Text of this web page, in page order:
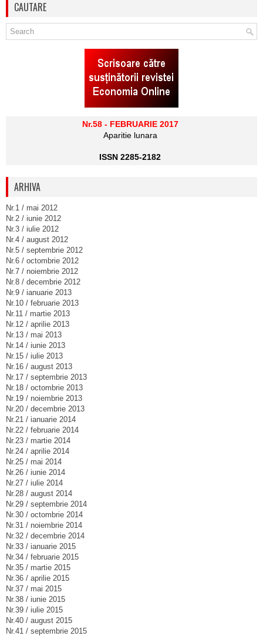
CAUTARE
Nr.58 - FEBRUARIE 2017
Aparitie lunara
ISSN 2285-2182
ARHIVA
Nr.1 / mai 2012
Nr.2 / iunie 2012
Nr.3 / iulie 2012
Nr.4 / august 2012
Nr.5 / septembrie 2012
Nr.6 / octombrie 2012
Nr.7 / noiembrie 2012
Nr.8 / decembrie 2012
Nr.9 / ianuarie 2013
Nr.10 / februarie 2013
Nr.11 / martie 2013
Nr.12 / aprilie 2013
Nr.13 / mai 2013
Nr.14 / iunie 2013
Nr.15 / iulie 2013
Nr.16 / august 2013
Nr.17 / septembrie 2013
Nr.18 / octombrie 2013
Nr.19 / noiembrie 2013
Nr.20 / decembrie 2013
Nr.21 / ianuarie 2014
Nr.22 / februarie 2014
Nr.23 / martie 2014
Nr.24 / aprilie 2014
Nr.25 / mai 2014
Nr.26 / iunie 2014
Nr.27 / iulie 2014
Nr.28 / august 2014
Nr.29 / septembrie 2014
Nr.30 / octombrie 2014
Nr.31 / noiembrie 2014
Nr.32 / decembrie 2014
Nr.33 / ianuarie 2015
Nr.34 / februarie 2015
Nr.35 / martie 2015
Nr.36 / aprilie 2015
Nr.37 / mai 2015
Nr.38 / iunie 2015
Nr.39 / iulie 2015
Nr.40 / august 2015
Nr.41 / septembrie 2015